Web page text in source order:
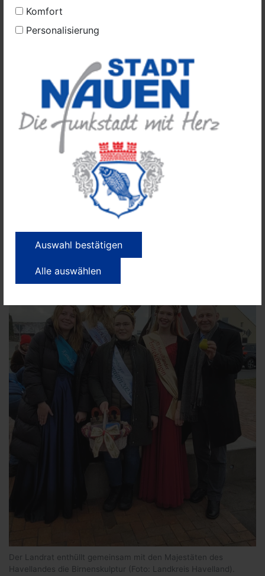
Komfort
Personalisierung
Auswahl bestätigen
Alle auswählen
Viele Verbände waren mit Info-Ständen auf dem Fest vertreten.
Der Landrat enthüllt gemeinsam mit den Majestäten des
Havellandes die Birnenskulptur (Foto: Landkreis Havelland).